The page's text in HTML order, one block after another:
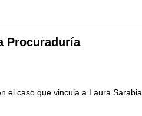
Procuraduría
el caso que vincula a Laura Sarabia